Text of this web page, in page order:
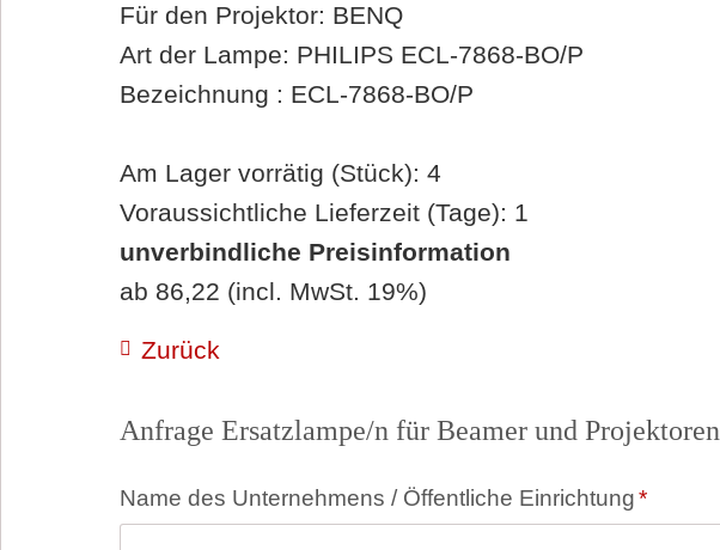
Für den Projektor: BENQ
Art der Lampe: PHILIPS ECL-7868-BO/P
Bezeichnung : ECL-7868-BO/P
Am Lager vorrätig (Stück): 4
Voraussichtliche Lieferzeit (Tage): 1
unverbindliche Preisinformation
ab 86,22 (incl. MwSt. 19%)
Zurück
Anfrage Ersatzlampe/n für Beamer und Projektoren
Pflichtfeld
Name des Unternehmens / Öffentliche Einrichtung*